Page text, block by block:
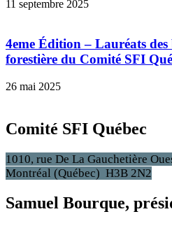
11 septembre 2025
4eme Édition – Lauréats
forestière du Comité SFI
26 mai 2025
Comité SFI Québec
1010, rue De La Gauchetière
Montréal (Québec) H3B 2N2
Samuel Bourque,